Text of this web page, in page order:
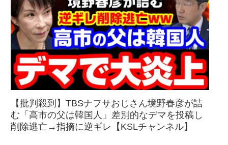
【批判殺到】TBSナフサおじさん境野春彦が詰
む「高市の父は韓国人」差別的なデマを投稿し
削除逃亡→指摘に逆ギレ【KSLチャンネル】